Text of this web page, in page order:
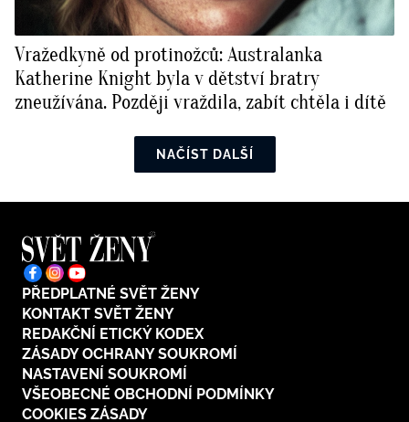
Vražedkyně od protinožců: Australanka
Katherine Knight byla v dětství bratry
zneužívána. Později vraždila, zabít chtěla i dítě
NAČÍST DALŠÍ
PŘEDPLATNÉ SVĚT ŽENY
KONTAKT SVĚT ŽENY
REDAKČNÍ ETICKÝ KODEX
ZÁSADY OCHRANY SOUKROMÍ
NASTAVENÍ SOUKROMÍ
VŠEOBECNÉ OBCHODNÍ PODMÍNKY
COOKIES ZÁSADY